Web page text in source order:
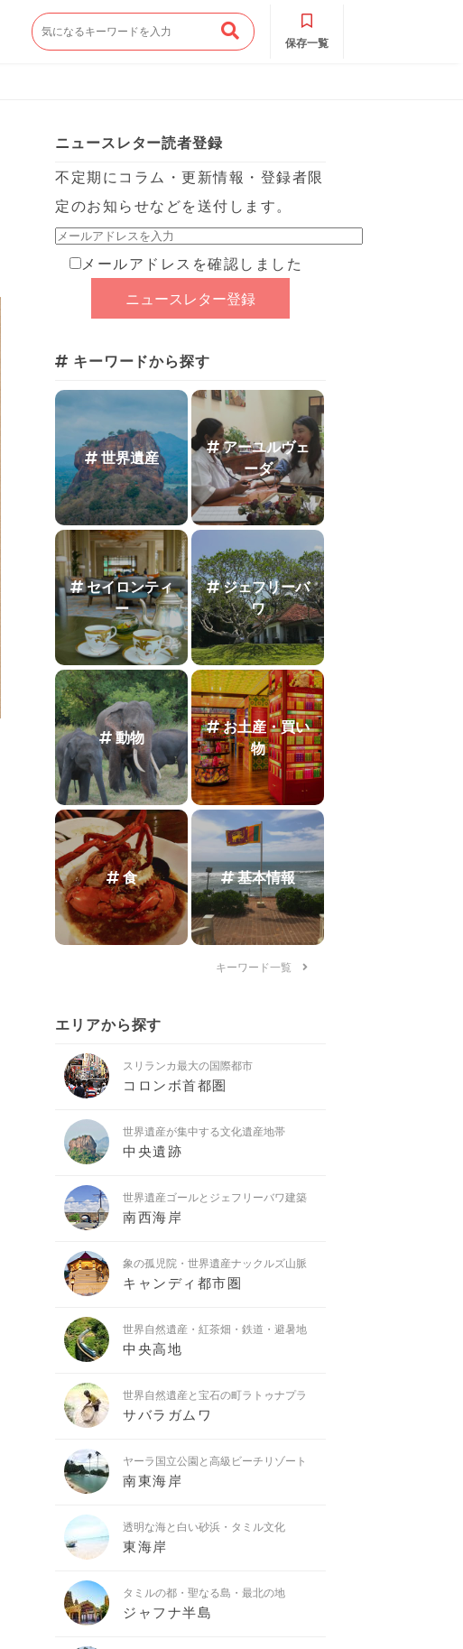
保存一覧
ニュースレター読者登録
不定期にコラム・更新情報・登録者限
定のお知らせなどを送付します。
メールアドレスを確認しました
キーワードから探す
世界遺産
アーユルヴェ
ーダ
セイロンティ
ー
ジェフリーバ
ワ
動物
お土産・買い
物
食 基本情報
キーワード一覧
エリアから探す
スリランカ最大の国際都市
コロンボ首都圏
世界遺産が集中する文化遺産地帯
中央遺跡
世界遺産ゴールとジェフリーバワ建築
南西海岸
象の孤児院・世界遺産ナックルズ山脈
キャンディ都市圏
世界自然遺産・紅茶畑・鉄道・避暑地
中央高地
世界自然遺産と宝石の町ラトゥナプラ
サバラガムワ
ヤーラ国立公園と高級ビーチリゾート
南東海岸
透明な海と白い砂浜・タミル文化
東海岸
タミルの都・聖なる島・最北の地
ジャフナ半島